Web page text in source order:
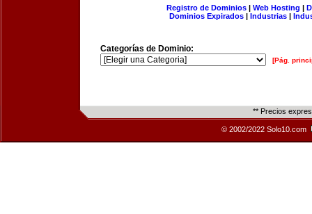
Registro de Dominios| Web Hosting |
Dominios Expirados | Industrias |
Categorías de Dominio:
[Pág.
** Precios
© 2002/2022 Solo10.com